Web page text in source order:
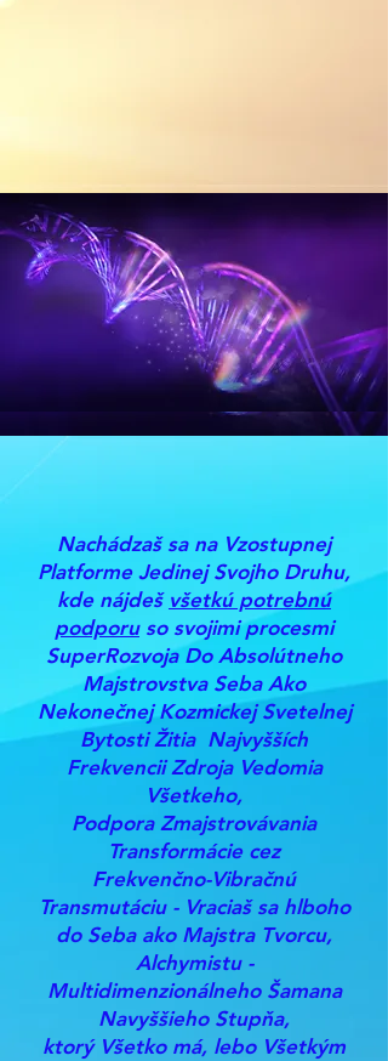
Nachádzaš sa na Vzostupnej
Platforme Jedinej Svojho Druhu,
kde nájdeš všetkú potrebnú
podporuso svojimi procesmi
SuperRozvoja Do Absolútneho
Majstrovstva Seba Ako
Nekonečnej Kozmickej Svetelnej
Bytosti Žitia Najvyšších
Frekvencii Zdroja Vedomia
Všetkeho,
Podpora Zmajstrovávania
Transformácie cez
Frekvenčno-Vibračnú
Transmutáciu - Vraciaš sa hlboho
do Seba ako Majstra Tvorcu,
Alchymistu -
Multidimenzionálneho Šamana
Navyššieho Stupňa,
ktorý Všetko má, lebo Všetkým